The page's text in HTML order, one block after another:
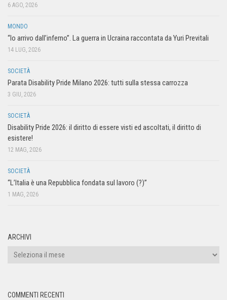
6 AGO, 2026
MONDO
“Io arrivo dall’inferno”. La guerra in Ucraina raccontata da Yuri Previtali
14 LUG, 2026
SOCIETÀ
Parata Disability Pride Milano 2026: tutti sulla stessa carrozza
3 GIU, 2026
SOCIETÀ
Disability Pride 2026: il diritto di essere visti ed ascoltati, il diritto di
esistere!
12 MAG, 2026
SOCIETÀ
“L’Italia è una Repubblica fondata sul lavoro (?)”
1 MAG, 2026
ARCHIVI
COMMENTI RECENTI